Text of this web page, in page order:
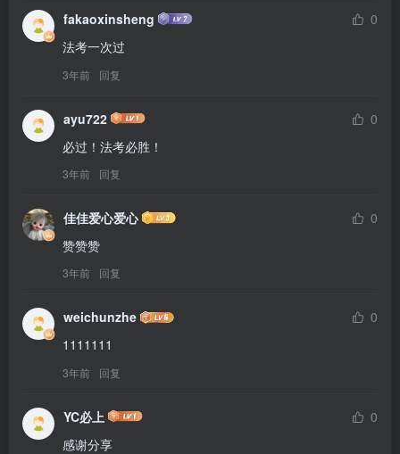
fakaoxinsheng
0
法考一次过
3年前 回复
ayu722
0
必过！法考必胜！
3年前 回复
佳佳爱心爱心
0
赞赞赞
3年前 回复
weichunzhe
0
1111111
3年前 回复
YC必上
0
感谢分享